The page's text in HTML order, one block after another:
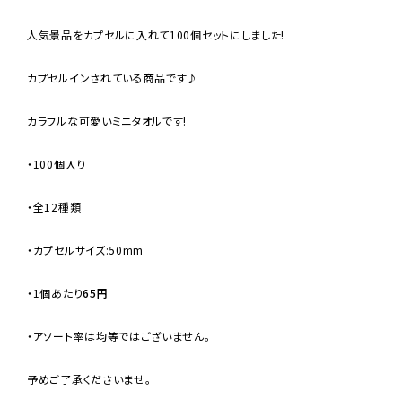
人気景品をカプセルに入れて100個セットにしました!
カプセルインされている商品です♪
カラフルな可愛いミニタオルです!
・100個入り
・全12種類
・カプセルサイズ:50mm
・1個あたり65円
・アソート率は均等ではございません。
予めご了承くださいませ。